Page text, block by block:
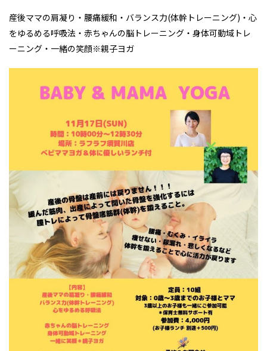
その他
産後ママの肩凝り・腰痛緩和・バランス力(体幹トレーニング)・心
をゆるめる呼吸法・赤ちゃんの脳トレーニング・身体可動域トレ
ーニング・一緒の笑顔※親子ヨガ